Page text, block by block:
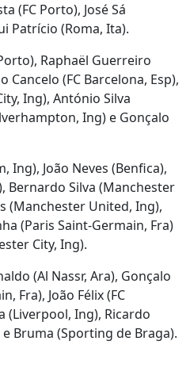
(FC Porto), José Sá
Patrício (Roma, Ita).
Raphaël Guerreiro
Cancelo (FC Barcelona, Esp),
Ing), António Silva
Ing) e Gonçalo
Ing), João Neves (Benfica),
Bernardo Silva (Manchester
(Manchester United, Ing),
(Paris Saint-Germain, Fra)
City, Ing).
(Al Nassr, Ara), Gonçalo
Fra), João Félix (FC
(Liverpool, Ing), Ricardo
Bruma (Sporting de Braga).